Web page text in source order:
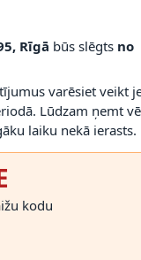
Rīgā būs slēgts no
varēsiet veikt
Lūdzam ņemt
laiku nekā ierasts.
kodu